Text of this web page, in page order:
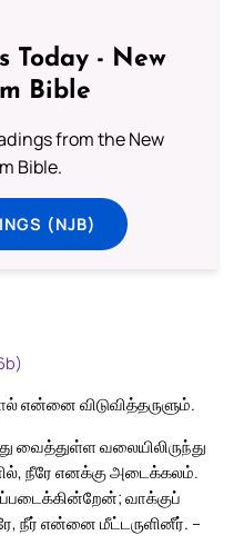
Today - New
Bible
from the New
Bible.
(NJB)
என்னை விடுவித்தருளும்.
வைத்துள்ள வலையிலிருந்து
நீரே எனக்கு அடைக்கலம்.
வாக்குப்
நீர் என்னை மீட்டருளினீர். –